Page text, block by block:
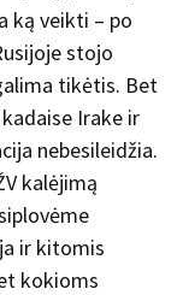
ką veikti – po
stojo
tikėtis. Bet
Irake ir
nebesileidžia.
kalėjimą
ir kitomis
kokioms